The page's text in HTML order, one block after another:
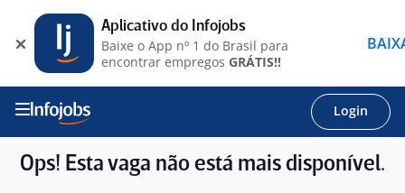
Login
Ops! Esta vaga não está mais disponível.
Aplicativo do Infojobs
Baixe o App nº 1 do Brasil para
encontrar empregos GRÁTIS!!